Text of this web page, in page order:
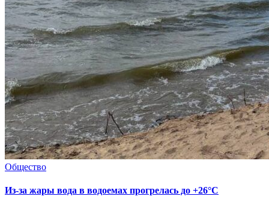
Общество
Из-за жары вода в водоемах прогрелась до +26°C